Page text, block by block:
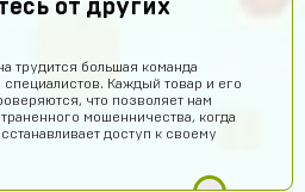
от других
трудится большая команда
Каждый товар и его
что позволяет нам
мошенничества, когда
доступ к своему